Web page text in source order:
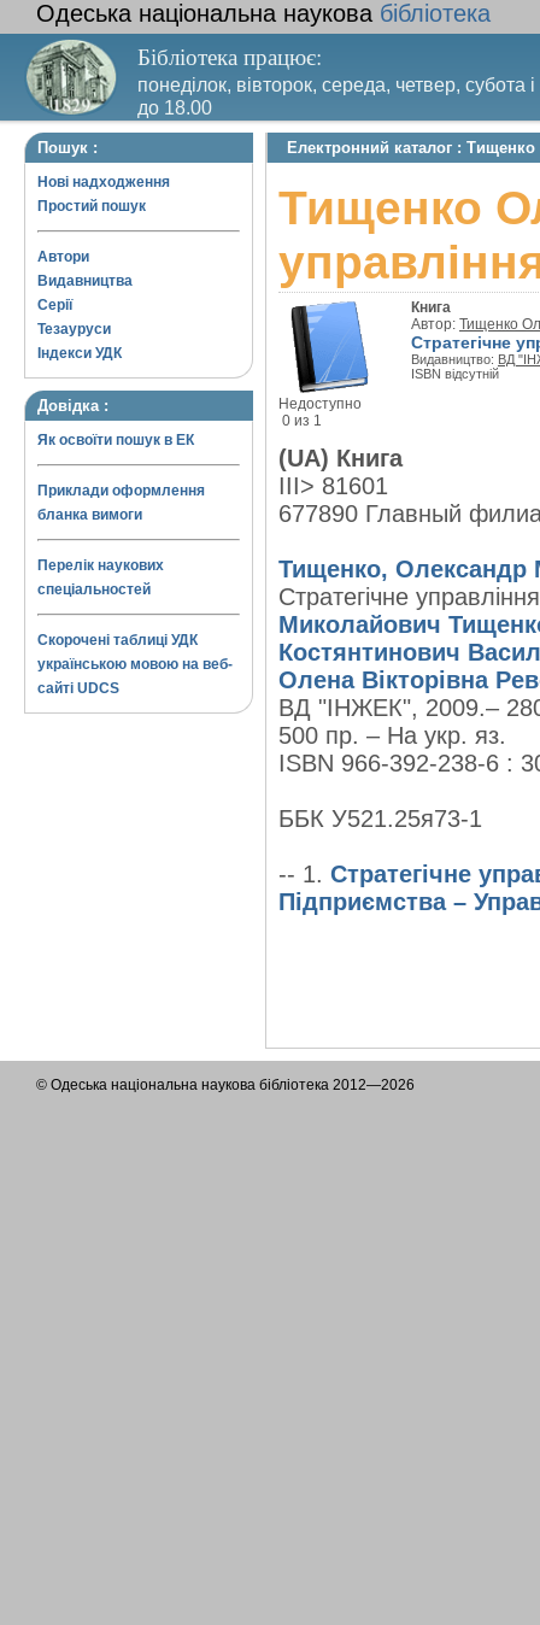
Одеська національна наукова бібліотека
Бібліотека працює:
понеділок, вівторок, середа, четвер, субота
до 18.00
Вихідний день – п’ятниця. Останній четвер
Пошук :
Нові надходження
Простий пошук
Автори
Видавництва
Серії
Тезауруси
Індекси УДК
Довідка :
Як освоїти пошук в ЕК
Приклади оформлення
бланка вимоги
Перелік наукових
спеціальностей
Скорочені таблиці УДК
українською мовою на веб-
сайті UDCS
Електронний каталог :
Тищенко
Недоступно
0 из 1
Книга
Автор: Тищенко
Стратегічне
Видавництво: ВД
ISBN відсутній
(UA) Книга
III> 81601
677890 Главный
Тищенко, Олександр
Стратегічне
Миколайович
Костянтинович
Олена Вікторівна
ВД "ІНЖЕК", 2009.–
500 пр. – На укр. яз.
ISBN 966-392-238-6 :
ББК У521.25я73-1
-- 1. Стратегічне
Підприємства –
© Одеська національна наукова бібліотека 2012—2026